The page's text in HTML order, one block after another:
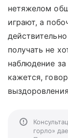
нетяжелом
играют, а
получать не
наблюдение
кажется,
горло»